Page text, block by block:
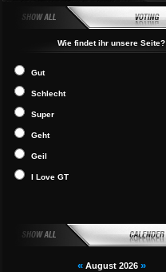
Wie findet ihr unsere Seite?
Gut
Schlecht
Super
Geht
Geil
I Love GT
« August 2026 »